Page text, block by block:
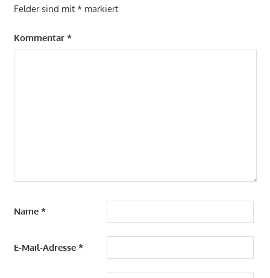
Felder sind mit *markiert
Kommentar *
Name *
E-Mail-Adresse *